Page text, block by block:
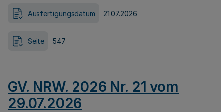
Ausfertigungsdatum 21.07.2026
Seite 547
GV. NRW. 2026 Nr. 21 vom
29.07.2026